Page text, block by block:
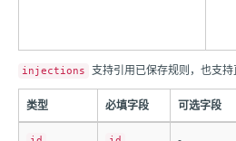
injections 支持引用已保存规则，也支持
类型 必填字段 可选字段